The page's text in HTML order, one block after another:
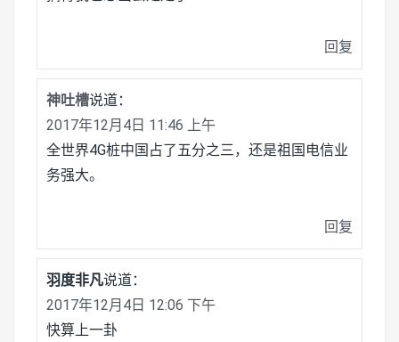
回复
神吐槽说道：
2017年12月4日 11:46 上午
全世界4G桩中国占了五分之三，还是祖国电信业
务强大。
回复
羽度非凡说道：
2017年12月4日 12:06 下午
快算上一卦